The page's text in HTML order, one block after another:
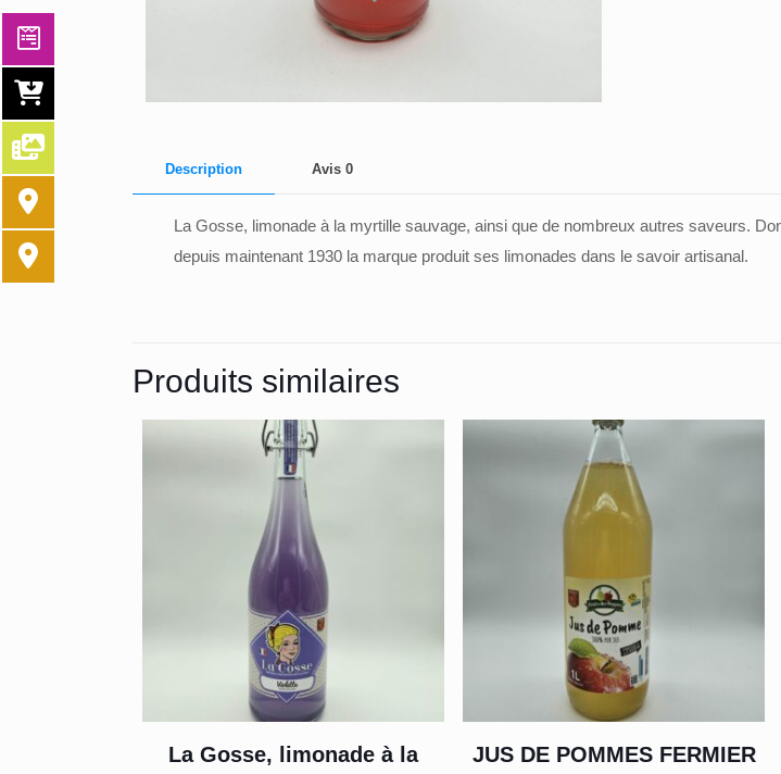
Description Avis 0
La Gosse, limonade à la myrtille sauvage, ainsi que de nombreux autres saveurs.
depuis maintenant 1930 la marque produit ses limonades dans le savoir artisanal.
Produits similaires
La Gosse, limonade à la JUS DE POMMES FERMIER